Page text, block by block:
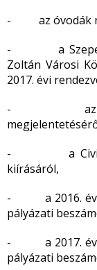
- az óvodák
- a Szepes
Zoltán Városi
2017. évi
- az Érd
- a Civil alap
kiírásáról,
- a 2016. évi
pályázati
- a 2017. évi
pályázati